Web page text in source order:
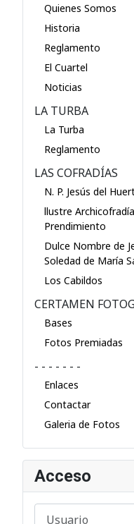
Quienes Somos
Historia
Reglamento
El Cuartel
Noticias
LA TURBA
La Turba
Reglamento
LAS COFRADÍAS
N. P. Jesús del
llustre
Prendimiento
Dulce Nombre de
Soledad de María
Los Cabildos
CERTAMEN
Bases
Fotos Premiadas
- - - - - - -
Enlaces
Contactar
Galeria de Fotos
Acceso